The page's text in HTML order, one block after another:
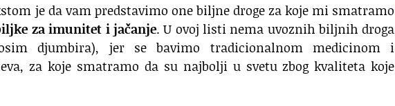
je da vam predstavimo one biljne droge za koje mi smatramo
za imunitet i jačanje. U ovoj listi nema uvoznih biljnih droga
djumbira), jer se bavimo tradicionalnom medicinom i
za koje smatramo da su najbolji u svetu zbog kvaliteta koje